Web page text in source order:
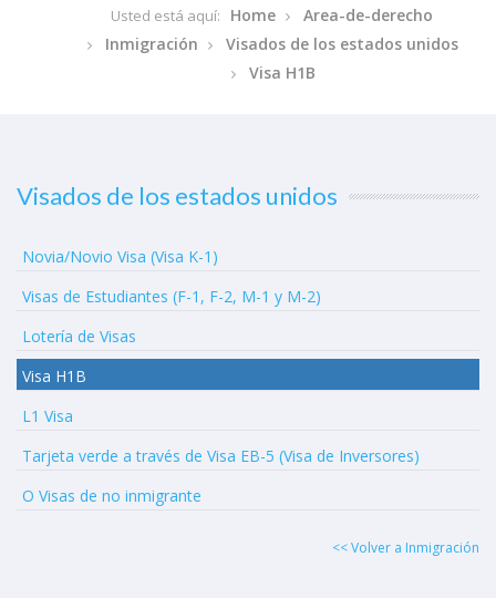
Usted está aquí: Home
Area-de-derecho
Inmigración
Visados de los estados unidos
Visa H1B
Visados de los estados unidos
Novia/Novio Visa (Visa K-1)
Visas de Estudiantes (F-1, F-2, M-1 y M-2)
Lotería de Visas
Visa H1B
L1 Visa
Tarjeta verde a través de Visa EB-5 (Visa de Inversores)
O Visas de no inmigrante
<< Volver a Inmigración